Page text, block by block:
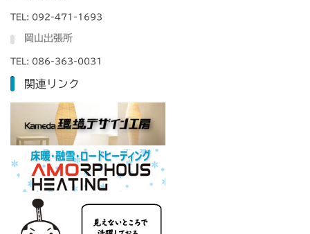
TEL: 092-471-1693
岡山出張所
TEL: 086-363-0031
関連リンク